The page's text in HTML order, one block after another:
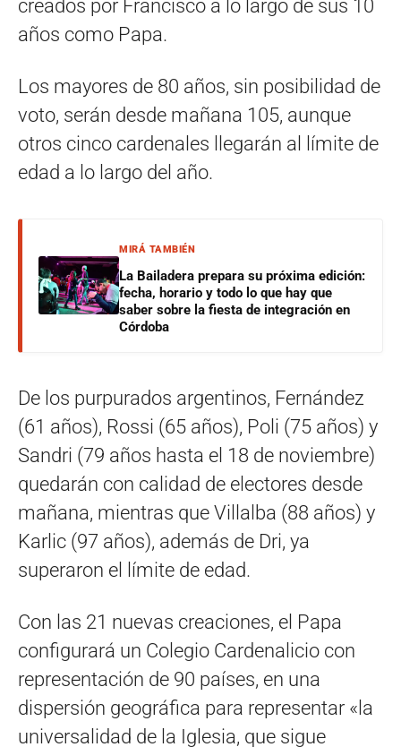
creados por Francisco a lo largo de sus 10
años como Papa.
Los mayores de 80 años, sin posibilidad de
voto, serán desde mañana 105, aunque
otros cinco cardenales llegarán al límite de
edad a lo largo del año.
MIRÁ TAMBIÉN
La Bailadera prepara su próxima edición:
fecha, horario y todo lo que hay que
saber sobre la fiesta de integración en
Córdoba
De los purpurados argentinos, Fernández
(61 años), Rossi (65 años), Poli (75 años) y
Sandri (79 años hasta el 18 de noviembre)
quedarán con calidad de electores desde
mañana, mientras que Villalba (88 años) y
Karlic (97 años), además de Dri, ya
superaron el límite de edad.
Con las 21 nuevas creaciones, el Papa
configurará un Colegio Cardenalicio con
representación de 90 países, en una
dispersión geográfica para representar «la
universalidad de la Iglesia, que sigue